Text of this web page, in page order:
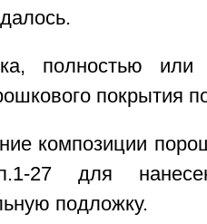
полностью или
покрытия
композиции
27 для
подложку.